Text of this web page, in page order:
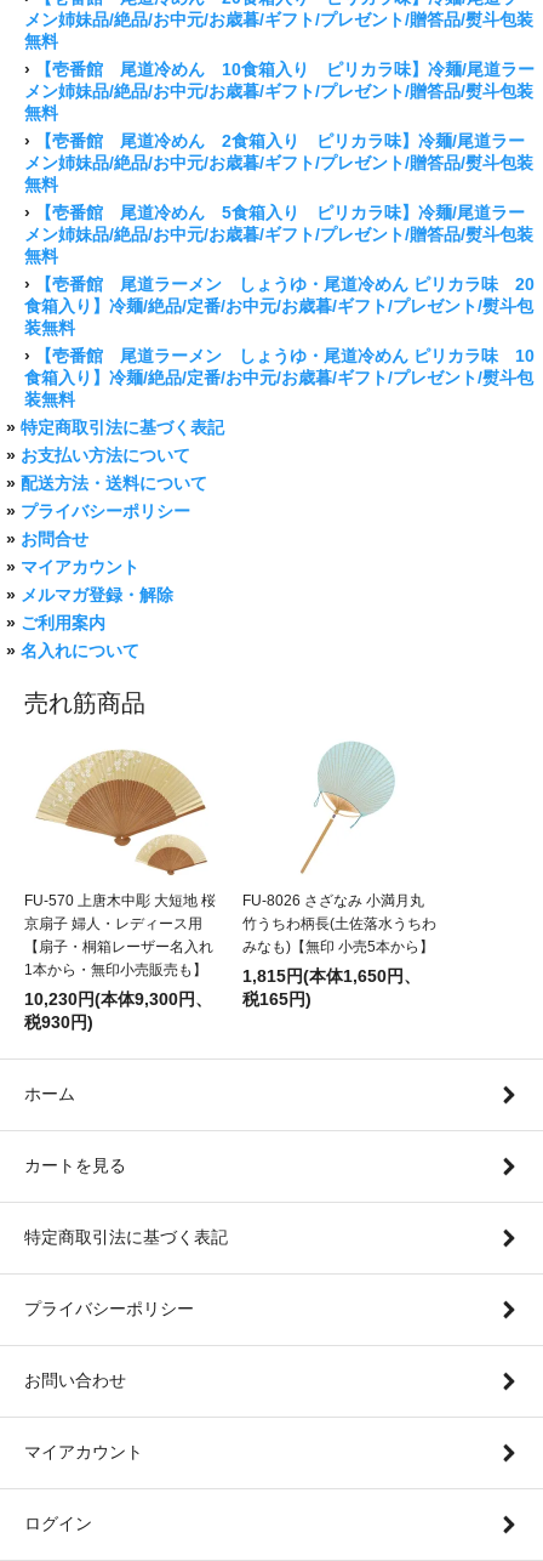
メン姉妹品/絶品/お中元/お歳暮/ギフト/プレゼント/贈答品/熨斗包装
無料
›
【壱番館 尾道冷めん 10食箱入り ピリカラ味】冷麺/尾道ラー
メン姉妹品/絶品/お中元/お歳暮/ギフト/プレゼント/贈答品/熨斗包装
無料
›
【壱番館 尾道冷めん 2食箱入り ピリカラ味】冷麺/尾道ラー
メン姉妹品/絶品/お中元/お歳暮/ギフト/プレゼント/贈答品/熨斗包装
無料
›
【壱番館 尾道冷めん 5食箱入り ピリカラ味】冷麺/尾道ラー
メン姉妹品/絶品/お中元/お歳暮/ギフト/プレゼント/贈答品/熨斗包装
無料
›
【壱番館 尾道ラーメン しょうゆ・尾道冷めん ピリカラ味 20
食箱入り】冷麺/絶品/定番/お中元/お歳暮/ギフト/プレゼント/熨斗包
装無料
›
【壱番館 尾道ラーメン しょうゆ・尾道冷めん ピリカラ味 10
食箱入り】冷麺/絶品/定番/お中元/お歳暮/ギフト/プレゼント/熨斗包
装無料
» 特定商取引法に基づく表記
» お支払い方法について
» 配送方法・送料について
» プライバシーポリシー
» お問合せ
» マイアカウント
» メルマガ登録・解除
» ご利用案内
» 名入れについて
売れ筋商品
FU-570 上唐木中彫 大短地 桜
京扇子 婦人・レディース用
【扇子・桐箱レーザー名入れ
1本から・無印小売販売も】
10,230円(本体9,300円、
税930円)
FU-8026 さざなみ 小満月丸
竹うちわ柄長(土佐落水うちわ
みなも)【無印 小売5本から】
1,815円(本体1,650円、
税165円)
ホーム
カートを見る
特定商取引法に基づく表記
プライバシーポリシー
お問い合わせ
マイアカウント
ログイン